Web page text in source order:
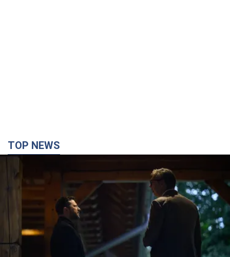
Зеленський вперше прибув до Сербії:
планується зустріч із Вучичем і не лише. Відео
Це перший візит глави держави до Бєлграда
2 години тому 73,5 т.
"Верніть Федорова": у містах України 23-й день